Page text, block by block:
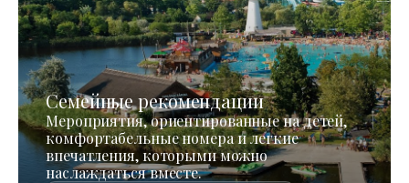
Семейные рекомендации
Мероприятия, ориентированные на детей,
комфортабельные номера и легкие
впечатления, которыми можно
наслаждаться вместе.